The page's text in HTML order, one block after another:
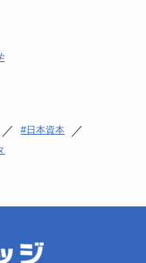
／ 日本資本 ／